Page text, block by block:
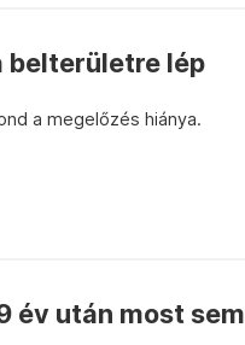
belterületre lép
a megelőzés hiánya.
év után most sem